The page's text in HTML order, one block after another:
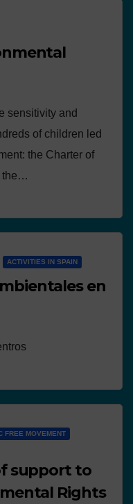
sensitivity and
of children led
the Charter of
the…
ACTIVITIES IN SPAIN
en
FREE MOVEMENT
support to
Rights